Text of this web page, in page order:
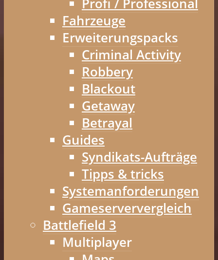
Profi / Professional
Fahrzeuge
Erweiterungspacks
Criminal Activity
Robbery
Blackout
Getaway
Betrayal
Guides
Syndikats-Aufträge
Tipps & tricks
Systemanforderungen
Gameserververgleich
Battlefield 3
Multiplayer